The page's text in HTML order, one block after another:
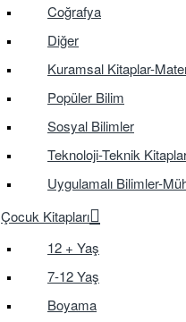
Coğrafya
Diğer
Kuramsal Kitaplar-
Popüler Bilim
Sosyal Bilimler
Teknoloji-Teknik
Uygulamalı Bilimler-
Çocuk Kitapları
12 + Yaş
7-12 Yaş
Boyama